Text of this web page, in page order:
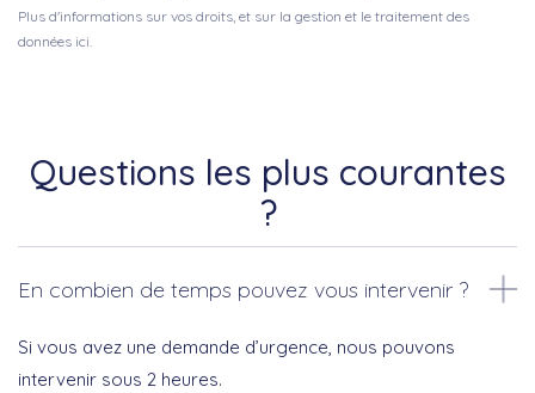
Plus d'informations sur vos droits, et sur la gestion et le traitement des
données ici.
Questions les plus courantes
?
En combien de temps pouvez vous intervenir ?
Si vous avez une demande d’urgence, nous pouvons
intervenir sous 2 heures.